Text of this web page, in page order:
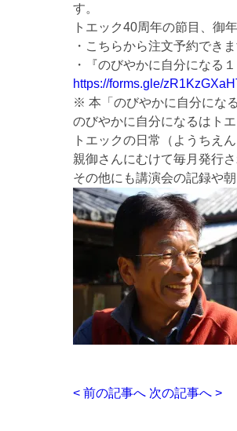
す。
トエック40周年の節目、御
・こちらから注文予約でき
・『のびやかに自分になる
https://forms.gle/
※ 本「のびやかに自分にな
のびやかに自分になるはト
トエックの日常（ようちえ
親御さんにむけて毎月発行
その他にも講演会の記録や
< 前の記事へ 次の記事へ >